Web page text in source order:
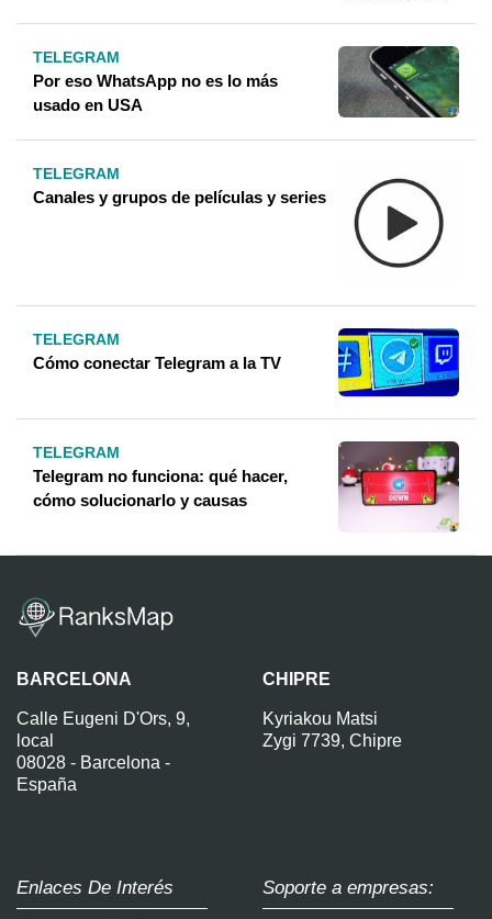
TELEGRAM
Por eso WhatsApp no ​​es lo más
usado en USA
TELEGRAM
Canales y grupos de películas y series
TELEGRAM
Cómo conectar Telegram a la TV
TELEGRAM
Telegram no funciona: qué hacer,
cómo solucionarlo y causas
BARCELONA
Calle Eugeni D'Ors, 9,
local
08028 - Barcelona -
España
CHIPRE
Kyriakou Matsi
Zygi 7739, Chipre
Enlaces De Interés Soporte a empresas: